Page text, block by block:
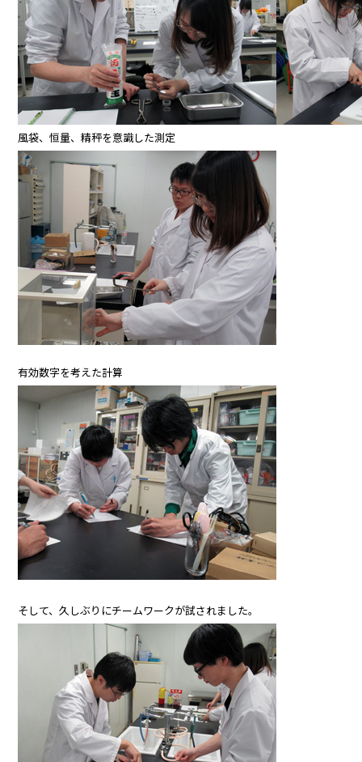
風袋、恒量、精秤を意識した測定
有効数字を考えた計算
そして、久しぶりにチームワークが試されました。